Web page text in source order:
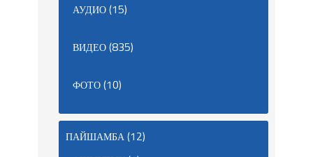
АУДИО(15)
ВИДЕО(835)
ФОТО(10)
ПАЙШАМБА(12)